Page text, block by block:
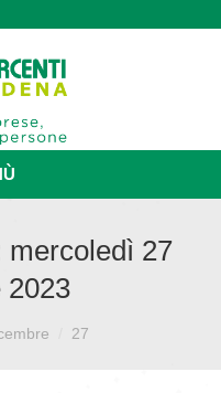
mercoledì 27
2023
27